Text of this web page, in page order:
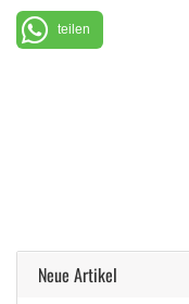
teilen
Neue Artikel